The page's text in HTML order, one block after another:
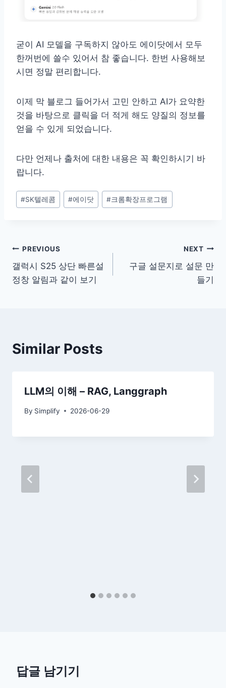
굳이 AI 모델을 구독하지 않아도 에이닷에서 모두
한꺼번에 쓸수 있어서 참 좋습니다. 한번 사용해보
시면 정말 편리합니다.
이제 막 블로그 들어가서 고민 안하고 AI가 요약한
것을 바탕으로 클릭을 더 적게 해도 양질의 정보를
얻을 수 있게 되었습니다.
다만 언제나 출처에 대한 내용은 꼭 확인하시기 바
랍니다.
Post
Tags:
#SK텔레콤 #에이닷 #크롬확장프로그램
글
탐
PREVIOUS
갤럭시 S25 상단 빠른설
정창 알림과 같이 보기
NEXT
구글 설문지로 설문 만
들기
Similar Posts
LLM의 이해 – RAG, Langgraph
By Simplify 2026-06-29
답글 남기기